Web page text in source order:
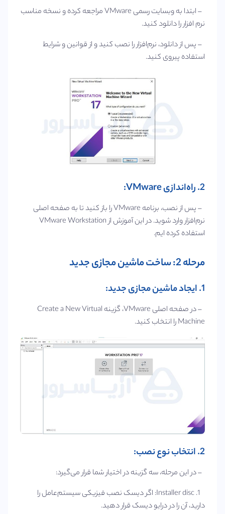
– ابتدا به وبسایت رسمی VMware مراجعه کرده و نسخه مناسب
نرم‌ افزار را دانلود کنید.
– پس از دانلود، نرم‌افزار را نصب کنید و از قوانین و شرایط
استفاده پیروی کنید.
2. راه‌اندازی VMware:
– پس از نصب، برنامه VMware را باز کنید تا به صفحه اصلی
نرم‌افزار وارد شوید. در این آموزش از VMware Workstation
استفاده کرده ایم.
مرحله 2: ساخت ماشین مجازی جدید
1. ایجاد ماشین مجازی جدید:
– در صفحه اصلی VMware، گزینه Create a New Virtual
Machine را انتخاب کنید.
2. انتخاب نوع نصب:
– در این مرحله، سه گزینه در اختیار شما قرار می‌گیرد:
1. Installer disc: اگر دیسک نصب فیزیکی سیستم‌عامل را
دارید، آن را در درایو دیسک قرار دهید.